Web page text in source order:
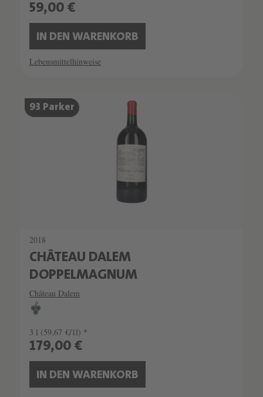
59,00 €
IN DEN WARENKORB
Lebensmittelhinweise
93 Parker
2018
CHÂTEAU DALEM
DOPPELMAGNUM
Château Dalem
3 l (59,67 €/1l) *
179,00 €
IN DEN WARENKORB